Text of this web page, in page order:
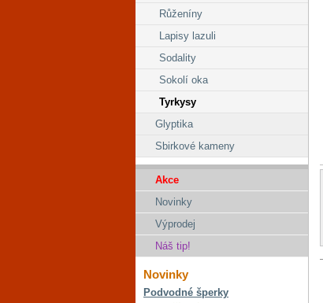
Růženíny
Lapisy lazuli
Sodality
Sokolí oka
Tyrkysy
Glyptika
Sbirkové kameny
Akce
Novinky
Výprodej
Náš tip!
Novinky
Podvodné šperky